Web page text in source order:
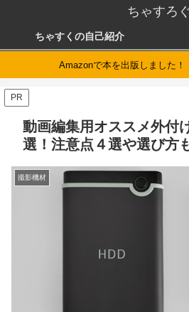
ちゃすろぐ
ちゃすくの自己紹介
Amazonで本を出版しました！
PR
動画編集用オススメ外付
選！注意点４選や選び方
撮影機材